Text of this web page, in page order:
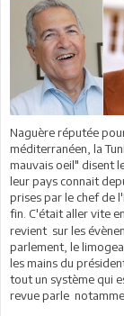
Naguère réputée
méditerranéen, la
mauvais oeil" disent
leur pays connait
prises par le chef de
fin. C'était aller vite
revient sur les
parlement, le
les mains du
tout un système qui
revue parle